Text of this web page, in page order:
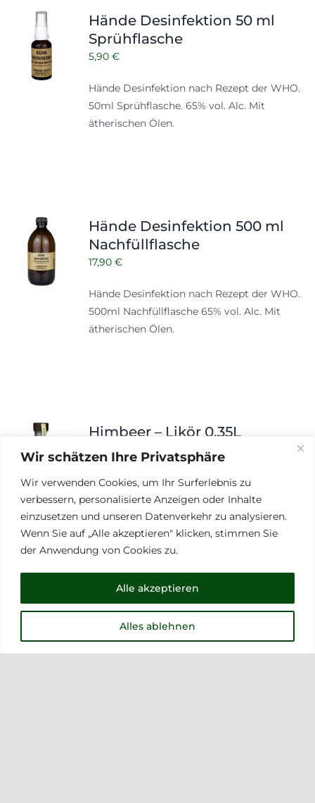
Wir schätzen Ihre Privatsphäre
Wir verwenden Cookies, um Ihr Surferlebnis zu
verbessern, personalisierte Anzeigen oder Inhalte
einzusetzen und unseren Datenverkehr zu analysieren.
Wenn Sie auf „Alle akzeptieren" klicken, stimmen Sie
der Anwendung von Cookies zu.
Alles ablehnen
Alle akzeptieren
Hände Desinfektion 50 ml
Sprühflasche
5,90 €
Hände Desinfektion nach Rezept der WHO.
50ml Sprühflasche. 65% vol. Alc. Mit
ätherischen Ölen.
Hände Desinfektion 500 ml
Nachfüllflasche
17,90 €
Hände Desinfektion nach Rezept der WHO.
500ml Nachfüllflasche65% vol. Alc. Mit
ätherischen Ölen.
Himbeer – Likör 0,35L
16,00€
Fruchtlikör mit steirischen Himbeeren
Sehr fruchtige und süßlich milde Aromatik.
Alc 24 % vol.
Holunderblüten Spritzer